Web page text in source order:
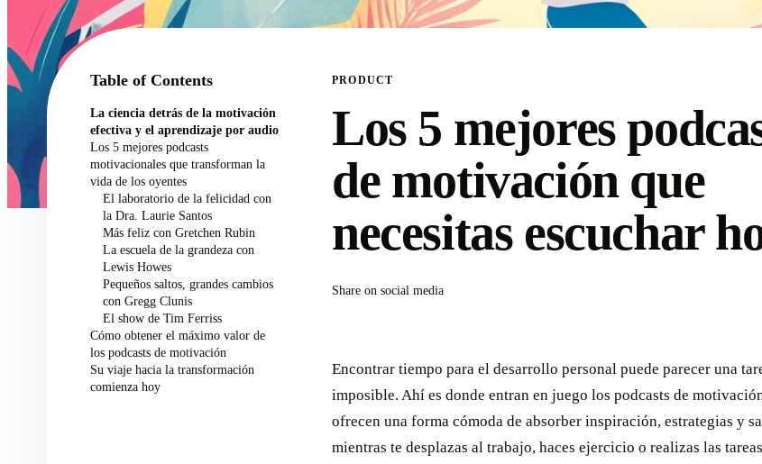
Table of Contents
La ciencia detrás de la motivación
efectiva y el aprendizaje por audio
Los 5 mejores podcasts
motivacionales que transforman la
vida de los oyentes
El laboratorio de la felicidad con
la Dra. Laurie Santos
Más feliz con Gretchen Rubin
La escuela de la grandeza con
Lewis Howes
Pequeños saltos, grandes cambios
con Gregg Clunis
El show de Tim Ferriss
Cómo obtener el máximo valor de
los podcasts de motivación
Su viaje hacia la transformación
comienza hoy
PRODUCT
Los 5 mejores
de motivación que
necesitas escuchar
Share on social media
Encontrar tiempo para el desarrollo personal puede parecer una
imposible. Ahí es donde entran en juego los podcasts de
ofrecen una forma cómoda de absorber inspiración, estrategias y
mientras te desplazas al trabajo, haces ejercicio o realizas las